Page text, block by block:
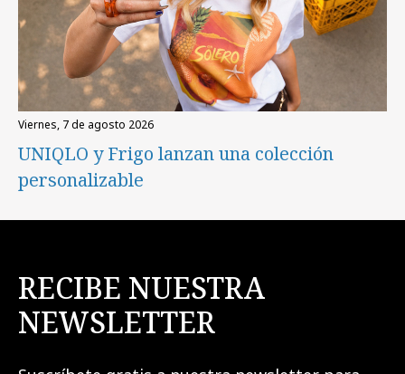
viernes, 7 de agosto 2026
UNIQLO y Frigo lanzan una colección
personalizable
RECIBE NUESTRA
NEWSLETTER